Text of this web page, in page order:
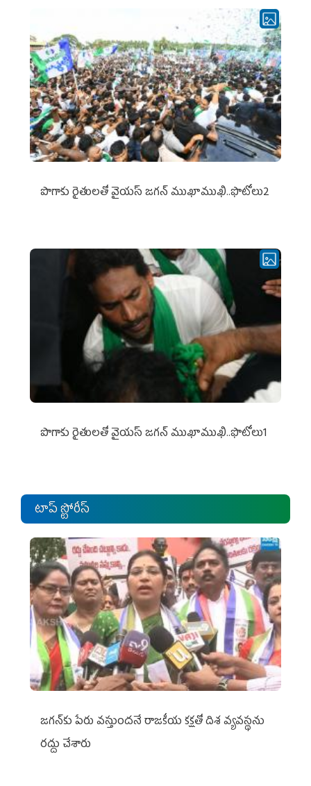
పొగాకు రైతుల‌తో వైయ‌స్ జ‌గ‌న్ ముఖాముఖి..ఫొటోలు2
పొగాకు రైతుల‌తో వైయ‌స్ జ‌గ‌న్ ముఖాముఖి..ఫొటోలు1
టాప్ స్టోరీస్
జగన్‌కు పేరు వస్తుందనే రాజకీయ కక్షతో దిశ వ్య‌వ‌స్థ‌ను
రద్దు చేశారు